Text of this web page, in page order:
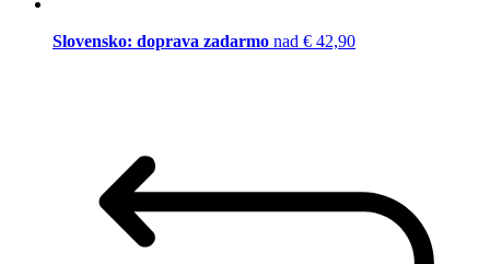
Slovensko: doprava zadarmo nad € 42,90